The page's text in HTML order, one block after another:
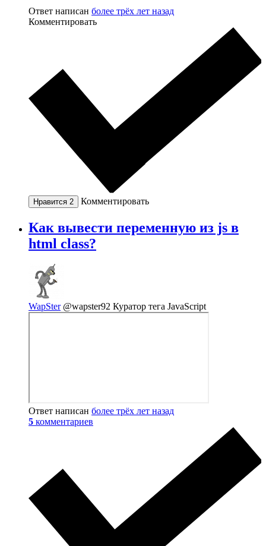
Ответ написан более трёх лет назад
Комментировать
Нравится 2 Комментировать
Как вывести переменную из js в
html class?
WapSter @wapster92 Куратор тега JavaScript
Ответ написан более трёх лет назад
5 комментариев